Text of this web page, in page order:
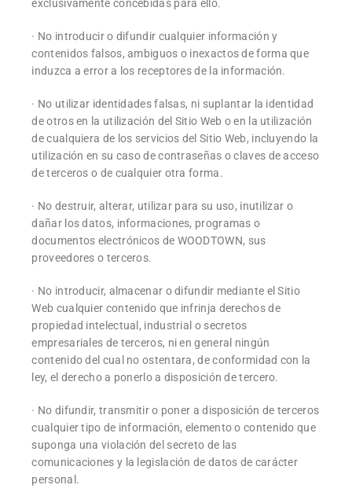
exclusivamente concebidas para ello.
· No introducir o difundir cualquier información y
contenidos falsos, ambiguos o inexactos de forma que
induzca a error a los receptores de la información.
· No utilizar identidades falsas, ni suplantar la identidad
de otros en la utilización del Sitio Web o en la utilización
de cualquiera de los servicios del Sitio Web, incluyendo la
utilización en su caso de contraseñas o claves de acceso
de terceros o de cualquier otra forma.
· No destruir, alterar, utilizar para su uso, inutilizar o
dañar los datos, informaciones, programas o
documentos electrónicos de WOODTOWN, sus
proveedores o terceros.
· No introducir, almacenar o difundir mediante el Sitio
Web cualquier contenido que infrinja derechos de
propiedad intelectual, industrial o secretos
empresariales de terceros, ni en general ningún
contenido del cual no ostentara, de conformidad con la
ley, el derecho a ponerlo a disposición de tercero.
· No difundir, transmitir o poner a disposición de terceros
cualquier tipo de información, elemento o contenido que
suponga una violación del secreto de las
comunicaciones y la legislación de datos de carácter
personal.